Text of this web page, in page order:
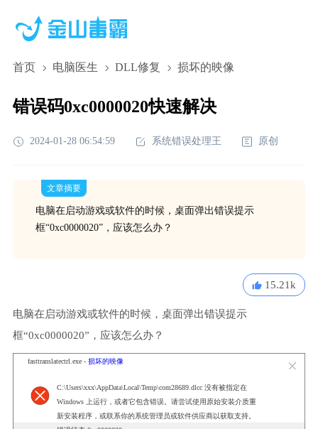
首页 电脑医生 DLL修复 损坏的映像
错误码0xc0000020快速解决
2024-01-28 06:54:59 系统错误处理王 原创
文章摘要
电脑在启动游戏或软件的时候，桌面弹出错误提示
框“0xc0000020”，应该怎么办？
15.21k
电脑在启动游戏或软件的时候，桌面弹出错误提示
框“0xc0000020”，应该怎么办？
fasttranslatectrl.exe - 损坏的映像
C:\Users\xxx\AppData\Local\Temp\com28689.dlcc 没有被指定在
Windows 上运行，或者它包含错误。请尝试使用原始安装介质重
新安装程序，或联系你的系统管理员或软件供应商以获取支持。